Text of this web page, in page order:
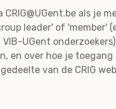
als je
leader' of 'member'
UGent
en over hoe je toegang
van de CRIG